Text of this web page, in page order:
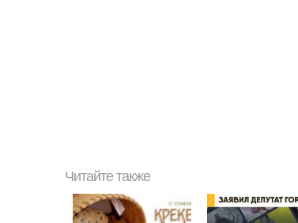
Читайте также